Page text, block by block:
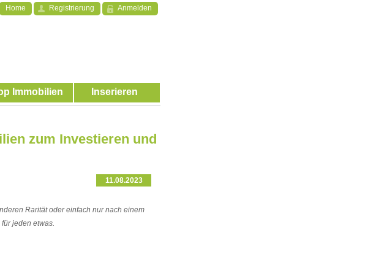
Home Registrierung Anmelden
Immobilien Inserieren
zum Investieren und
11.08.2023
Rarität oder einfach nur nach einem
jeden etwas.